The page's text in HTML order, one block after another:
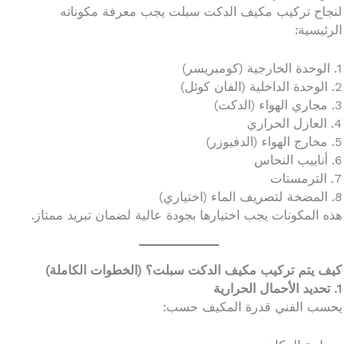
لنجاح تركيب مكيف الدكت سبلت يجب معرفة مكوناته
الرئيسية:
1. الوحدة الخارجية (كومبريسر)
2. الوحدة الداخلية (الفان كوئل)
3. مجاري الهواء (الدكت)
4. العازل الحراري
5. مخارج الهواء (الدفيوزر)
6. أنابيب النحاس
7. الترمستات
8. المضخة لتصريف الماء (اختياري)
هذه المكونات يجب اختيارها بجودة عالية لضمان تبريد ممتاز.
كيف يتم تركيب مكيف الدكت سبلت؟ (الخطوات الكاملة)
1. تحديد الأحمال الحرارية
يحسب الفني قدرة المكيف حسب: